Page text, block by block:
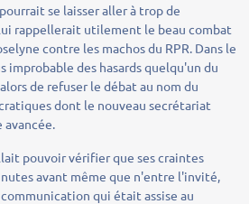
se laisser aller à trop de
rappellerait utilement le beau combat
contre les machos du RPR. Dans le
improbable des hasards quelqu'un du
de refuser le débat au nom du
dont le nouveau secrétariat
pouvoir vérifier que ses craintes
avant même que n'entre l'invité,
qui était assise au